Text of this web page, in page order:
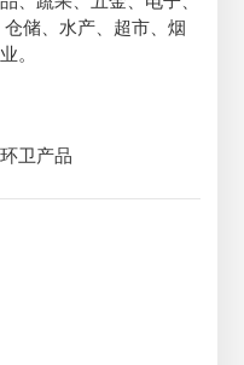
储、水产、超市、烟
。
卫产品